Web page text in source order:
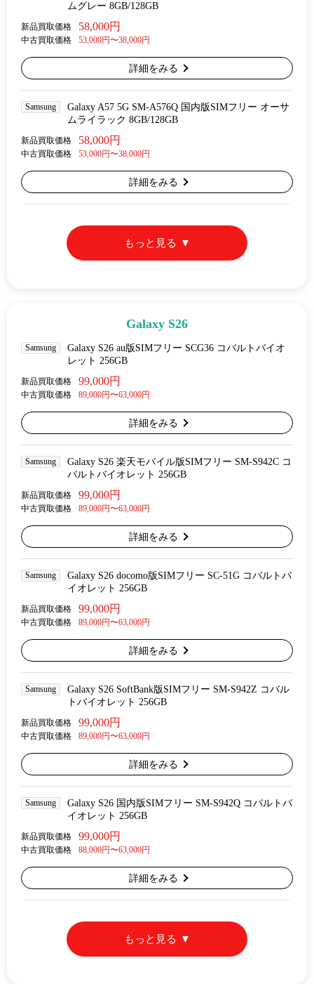
ムグレー 8GB/128GB
新品買取価格 58,000円
中古買取価格 53,000円〜38,000円
詳細をみる
Samsung
Galaxy A57 5G SM-A576Q 国内版SIMフリー オーサ
ムライラック 8GB/128GB
新品買取価格 58,000円
中古買取価格 53,000円〜38,000円
詳細をみる
もっと見る
Galaxy S26
Samsung
Galaxy S26 au版SIMフリー SCG36 コバルトバイオ
レット 256GB
新品買取価格 99,000円
中古買取価格 89,000円〜63,000円
詳細をみる
Samsung
Galaxy S26 楽天モバイル版SIMフリー SM-S942C コ
バルトバイオレット 256GB
新品買取価格 99,000円
中古買取価格 89,000円〜63,000円
詳細をみる
Samsung
Galaxy S26 docomo版SIMフリー SC-51G コバルトバ
イオレット 256GB
新品買取価格 99,000円
中古買取価格 89,000円〜63,000円
詳細をみる
Samsung
Galaxy S26 SoftBank版SIMフリー SM-S942Z コバル
トバイオレット 256GB
新品買取価格 99,000円
中古買取価格 89,000円〜63,000円
詳細をみる
Samsung
Galaxy S26 国内版SIMフリー SM-S942Q コバルトバ
イオレット 256GB
新品買取価格 99,000円
中古買取価格 88,000円〜63,000円
詳細をみる
もっと見る